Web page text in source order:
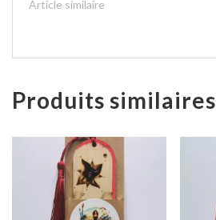
Article similaire
Produits similaires